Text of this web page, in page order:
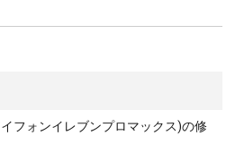
フォンイレブンプロマックス)の修